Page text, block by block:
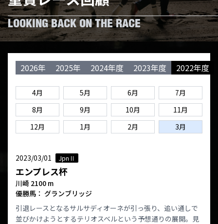
LOOKING BACK ON THE RACE
2026年 2025年 2024年度 2023年度 2022年度
4月 5月 6月
7月
8月
9月 10月
11月
12月
1月 2月 3月
2023/03/01 JpnⅡ
エンプレス杯
川崎 2100 m
優勝馬： グランブリッジ
引退レースとなるサルサディオーネが引っ張り、追い通しで
並びかけようとするテリオスベルという予想通りの展開。見